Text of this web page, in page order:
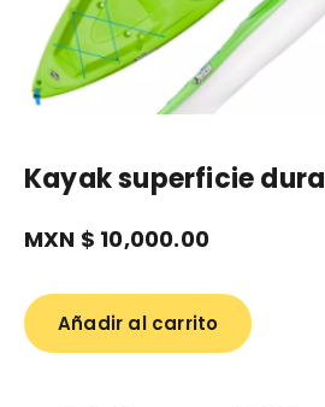
Kayak superficie dura
MXN $ 10,000.00
Añadir al carrito